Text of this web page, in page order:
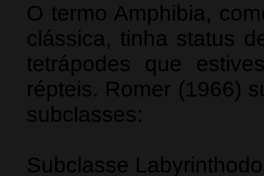
O termo Amphibia,
clássica, tinha status
tetrápodes que
répteis. Romer (1966)
subclasses:
Subclasse